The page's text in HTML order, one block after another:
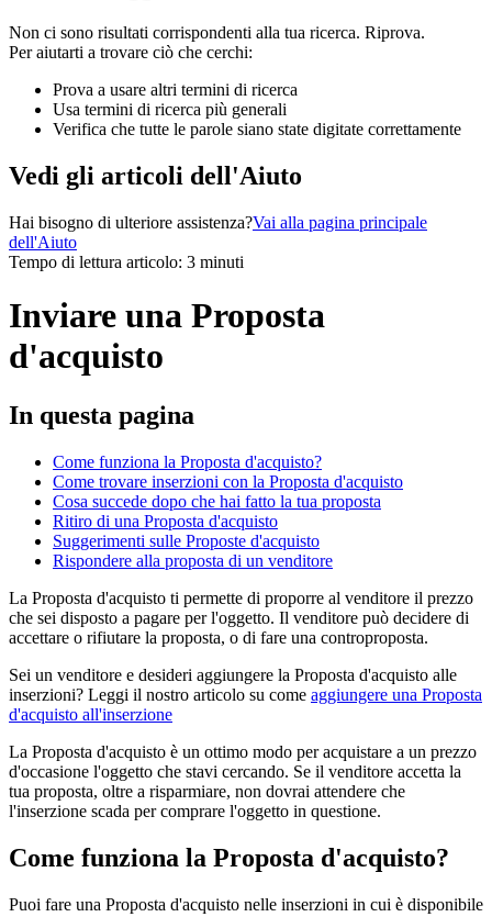
Non ci sono risultati corrispondenti alla tua ricerca. Riprova.
Per aiutarti a trovare ciò che cerchi:
Prova a usare altri termini di ricerca
Usa termini di ricerca più generali
Verifica che tutte le parole siano state digitate correttamente
Vedi gli articoli dell'Aiuto
Hai bisogno di ulteriore assistenza?Vai alla pagina principale
dell'Aiuto
Tempo di lettura articolo: 3 minuti
Inviare una Proposta
d'acquisto
In questa pagina
Come funziona la Proposta d'acquisto?
Come trovare inserzioni con la Proposta d'acquisto
Cosa succede dopo che hai fatto la tua proposta
Ritiro di una Proposta d'acquisto
Suggerimenti sulle Proposte d'acquisto
Rispondere alla proposta di un venditore
La Proposta d'acquisto ti permette di proporre al venditore il prezzo
che sei disposto a pagare per l'oggetto. Il venditore può decidere di
accettare o rifiutare la proposta, o di fare una controproposta.
Sei un venditore e desideri aggiungere la Proposta d'acquisto alle
inserzioni? Leggi il nostro articolo su come aggiungere una Proposta
d'acquisto all'inserzione
La Proposta d'acquisto è un ottimo modo per acquistare a un prezzo
d'occasione l'oggetto che stavi cercando. Se il venditore accetta la
tua proposta, oltre a risparmiare, non dovrai attendere che
l'inserzione scada per comprare l'oggetto in questione.
Come funziona la Proposta d'acquisto?
Puoi fare una Proposta d'acquisto nelle inserzioni in cui è disponibile